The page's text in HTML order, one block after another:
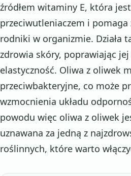
źródłem witaminy E, która
przeciwutleniaczem i pomaga
rodniki w organizmie. Działa
zdrowia skóry, poprawiając
elastyczność. Oliwa z oliwek
przeciwbakteryjne, co może
wzmocnienia układu
powodu więc oliwa z oliwek
uznawana za jedną z
roślinnych, które warto